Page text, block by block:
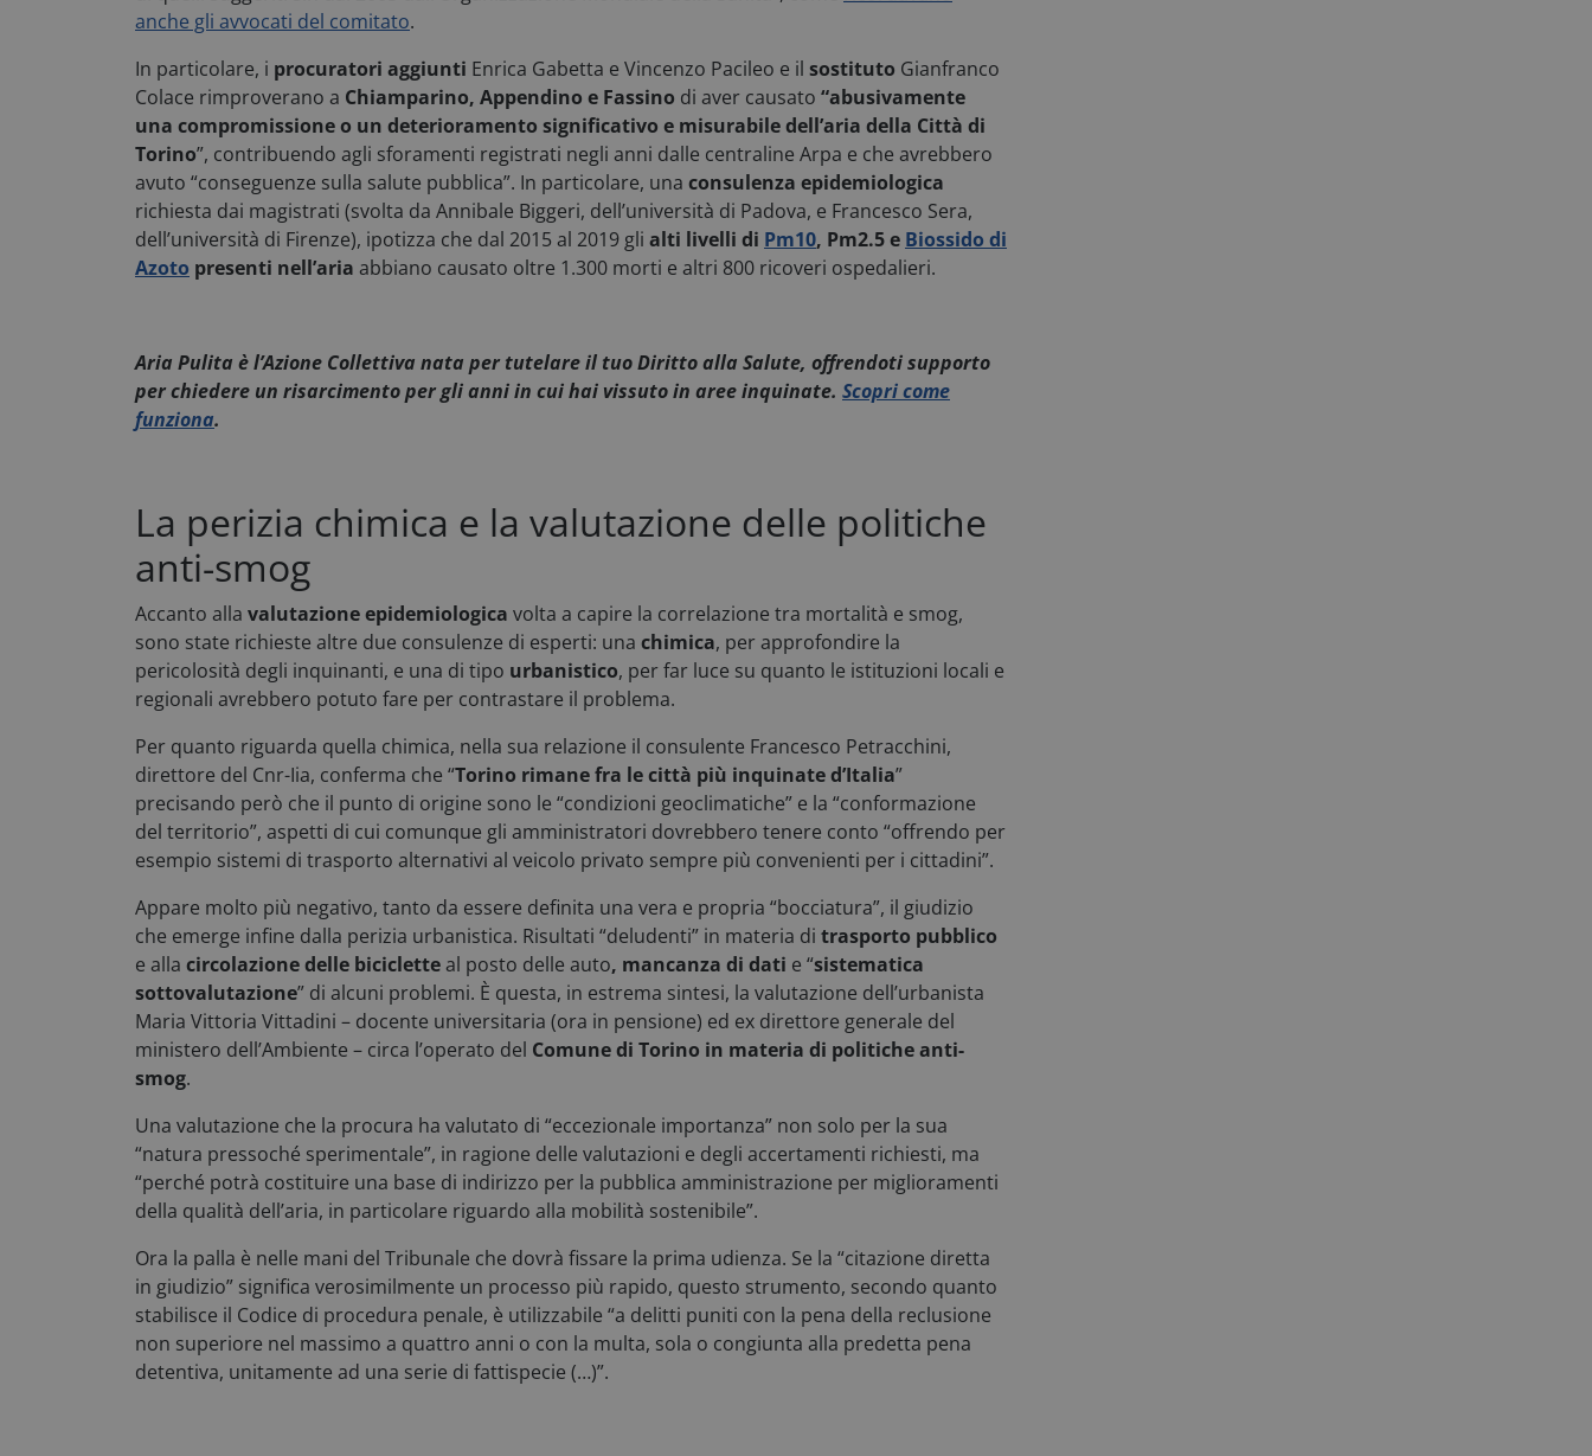
anche gli avvocati del comitato.
In particolare, i procuratori aggiunti Enrica Gabetta e Vincenzo Pacileo e il sostituto Gianfranco
Colace rimproverano a Chiamparino, Appendino e Fassino di aver causato “abusivamente
una compromissione o un deterioramento significativo e misurabile dell’aria della Città di
Torino”, contribuendo agli sforamenti registrati negli anni dalle centraline Arpa e che avrebbero
avuto “conseguenze sulla salute pubblica”. In particolare, una consulenza epidemiologica
richiesta dai magistrati (svolta da Annibale Biggeri, dell’università di Padova, e Francesco Sera,
dell’università di Firenze), ipotizza che dal 2015 al 2019 gli alti livelli di Pm10, Pm2.5 e Biossido di
Azoto presenti nell’aria abbiano causato oltre 1.300 morti e altri 800 ricoveri ospedalieri.
Aria Pulita è l’Azione Collettiva nata per tutelare il tuo Diritto alla Salute, offrendoti supporto
per chiedere un risarcimento per gli anni in cui hai vissuto in aree inquinate. Scopri come
funziona.
La perizia chimica e la valutazione delle politiche
anti-smog
Accanto alla valutazione epidemiologica volta a capire la correlazione tra mortalità e smog,
sono state richieste altre due consulenze di esperti: una chimica, per approfondire la
pericolosità degli inquinanti, e una di tipo urbanistico, per far luce su quanto le istituzioni locali e
regionali avrebbero potuto fare per contrastare il problema.
Per quanto riguarda quella chimica, nella sua relazione il consulente Francesco Petracchini,
direttore del Cnr-Iia, conferma che “Torino rimane fra le città più inquinate d’Italia”
precisando però che il punto di origine sono le “condizioni geoclimatiche” e la “conformazione
del territorio”, aspetti di cui comunque gli amministratori dovrebbero tenere conto “offrendo per
esempio sistemi di trasporto alternativi al veicolo privato sempre più convenienti per i cittadini”.
Appare molto più negativo, tanto da essere definita una vera e propria “bocciatura”, il giudizio
che emerge infine dalla perizia urbanistica. Risultati “deludenti” in materia di trasporto pubblico
e alla circolazione delle bicicletteal posto delle auto, mancanza di dati e “sistematica
sottovalutazione” di alcuni problemi. È questa, in estrema sintesi, la valutazione dell’urbanista
Maria Vittoria Vittadini – docente universitaria (ora in pensione) ed ex direttore generale del
ministero dell’Ambiente – circa l’operato del Comune di Torino in materia di politiche anti-
smog.
Una valutazione che la procura ha valutato di “eccezionale importanza” non solo per la sua
“natura pressoché sperimentale”, in ragione delle valutazioni e degli accertamenti richiesti, ma
“perché potrà costituire una base di indirizzo per la pubblica amministrazione per miglioramenti
della qualità dell’aria, in particolare riguardo alla mobilità sostenibile”.
Ora la palla è nelle mani del Tribunale che dovrà fissare la prima udienza. Se la “citazione diretta
in giudizio” significa verosimilmente un processo più rapido, questo strumento, secondo quanto
stabilisce il Codice di procedura penale, è utilizzabile “a delitti puniti con la pena della reclusione
non superiore nel massimo a quattro anni o con la multa, sola o congiunta alla predetta pena
detentiva, unitamente ad una serie di fattispecie (…)”.
Necessari Statistici Marketing Preferenze
I cookie necessari contribuiscono a rendere fruibile il sito web abilitandone funzionalità di base quali la navigazione sulle pagine
e l'accesso alle aree protette del sito. Il sito web non è in grado di funzionare correttamente senza questi cookie.
Nome
Fornitore / Dominio Scadenza
Descrizione
.access.consulcesi.it
Questo cookie viene utilizzato per prevenire
gli attacchi Cross-Site Request Forgery (CSRF),
.hs-analytics.net
secondi
distinguere tra umani e bot. Ciò è
vantaggioso per il sito Web, al fine di
effettuare rapporti validi sull'utilizzo del
proprio sito Web.
cookie viene utilizzato per distinguere utenti
unici assegnando un numero generato in
modo casuale come identificatore del cliente.
__cf_bm
Cloudflare Inc.
.hubspot.com
29 minuti
59
secondi
vantaggioso per il sito Web, al fine di
x-ms-cpim-
cache|yzmutroz00mpsyvmlz7hra_0
.access.consulcesi.it Sessione
Questo cookie tecnico viene utilizzato da
Microsoft Azure B2C per gestire la sessione.
Cloudflare Inc.
.hubspotusercontent-
na1.net
57
secondi
distinguere tra umani e bot. Ciò è
vantaggioso per il sito Web, al fine di
effettuare rapporti validi sull'utilizzo del
proprio sito Web.
pagina per migliorare le prestazioni del sito
web.
FPGSID
Google
.consulcesi.it
29 minuti
43
secondi
Questo cookie viene utilizzato per preservare
lo stato della sessione utente tra le richieste
di pagina.
_tteu
www.consulcesi.it
1 anno 1
mese
VISITOR_PRIVACY_METADATA
YouTube
.youtube.com
5 mesi 4
settimane
Questo cookie viene utilizzato per
memorizzare le scelte di consenso e privacy
dell'utente per la loro interazione con il sito.
Registra i dati sul consenso del visitatore
future.
CookieScriptConsent
CookieScript
.consulcesi.it
5 mesi 3
settimane
Questo cookie viene utilizzato dal servizio
Cookie-Script.com per ricordare le
preferenze di consenso sui cookie dei
visitatori. È necessario che il banner dei
cookie di Cookie-Script.com funzioni